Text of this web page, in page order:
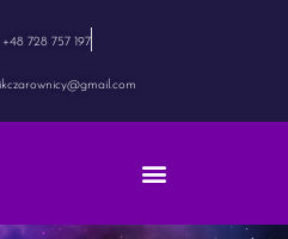
+48 728 757 197